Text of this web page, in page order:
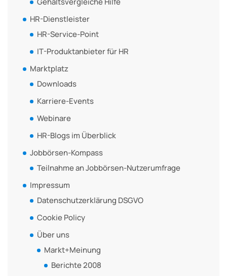
HR-Dienstleister
HR-Service-Point
IT-Produktanbieter für HR
Marktplatz
Downloads
Karriere-Events
Webinare
HR-Blogs im Überblick
Jobbörsen-Kompass
Teilnahme an Jobbörsen-Nutzerumfrage
Impressum
Datenschutzerklärung DSGVO
Cookie Policy
Über uns
Markt+Meinung
Berichte 2008